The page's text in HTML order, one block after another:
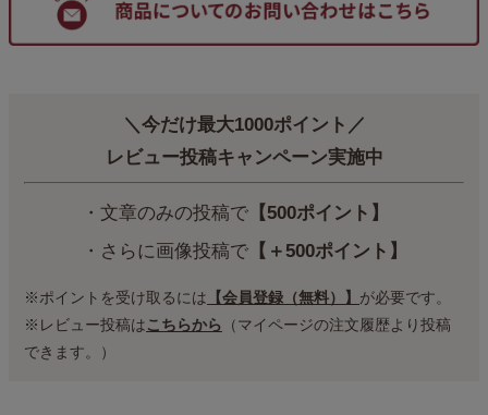
＼今だけ最大1000ポイント／
レビュー投稿キャンペーン実施中
・文章のみの投稿で【500ポイント】
・さらに画像投稿で【＋500ポイント】
※ポイントを受け取るには 【会員登録（無料）】 が必要です。
※レビュー投稿はこちらから （マイページの注文履歴より投稿
できます。）